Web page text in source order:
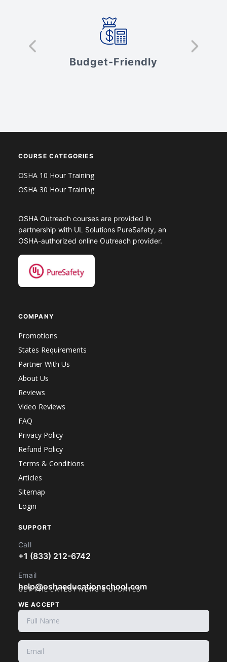
Budget-Friendly
COURSE CATEGORIES
OSHA 10 Hour Training
OSHA 30 Hour Training
OSHA Outreach courses are provided in
partnership with UL Solutions PureSafety, an
OSHA-authorized online Outreach provider.
COMPANY
Promotions
States Requirements
Partner With Us
About Us
Reviews
Video Reviews
FAQ
Privacy Policy
Refund Policy
Terms & Conditions
Articles
Sitemap
Login
SUPPORT
Call
+1 (833) 212-6742
Email
help@oshaeducationschool.com
WE ACCEPT
GET THE LATEST NEWS & UPDATES